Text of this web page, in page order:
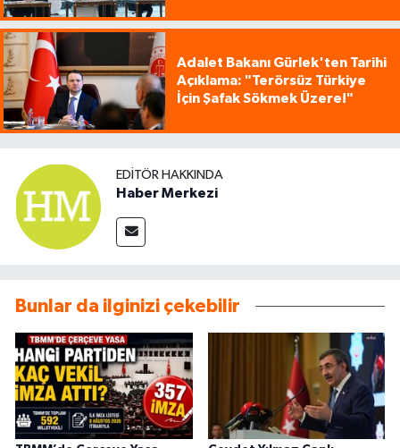
Adalet Bakanı Gürlek'ten Tarihi
Açıklama: "Terörsüz Türkiye
İçin Şafak Sökmek Üzere!"
EDITÖR HAKKINDA
Haber Merkezi
Bunlar da ilginizi çekebilir